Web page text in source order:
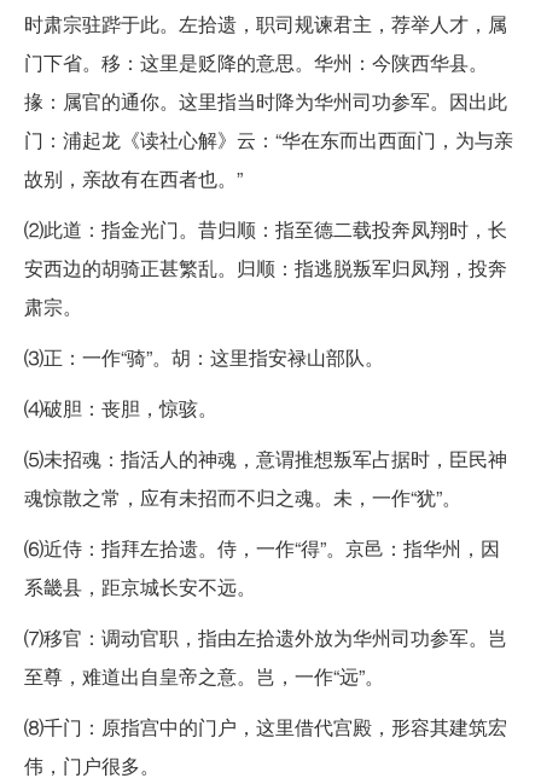
时肃宗驻跸于此。左拾遗，职司规谏君主，荐举人才，属
门下省。移：这里是贬降的意思。华州：今陕西华县。
掾：属官的通你。这里指当时降为华州司功参军。因出此
门：浦起龙《读社心解》云：“华在东而出西面门，为与亲
故别，亲故有在西者也。”
⑵此道：指金光门。昔归顺：指至德二载投奔凤翔时，长
安西边的胡骑正甚繁乱。归顺：指逃脱叛军归凤翔，投奔
肃宗。
⑶正：一作“骑”。胡：这里指安禄山部队。
⑷破胆：丧胆，惊骇。
⑸未招魂：指活人的神魂，意谓推想叛军占据时，臣民神
魂惊散之常，应有未招而不归之魂。未，一作“犹”。
⑹近侍：指拜左拾遗。侍，一作“得”。京邑：指华州，因
系畿县，距京城长安不远。
⑺移官：调动官职，指由左拾遗外放为华州司功参军。岂
至尊，难道出自皇帝之意。岂，一作“远”。
⑻千门：原指宫中的门户，这里借代宫殿，形容其建筑宏
伟，门户很多。